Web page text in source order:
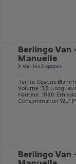
Berlingo Van
Manuelle
Voir les 2 options
Teinte Opaque Blanc
Volume :3,3;
Hauteur :1880;
Consommation
Berlingo Van